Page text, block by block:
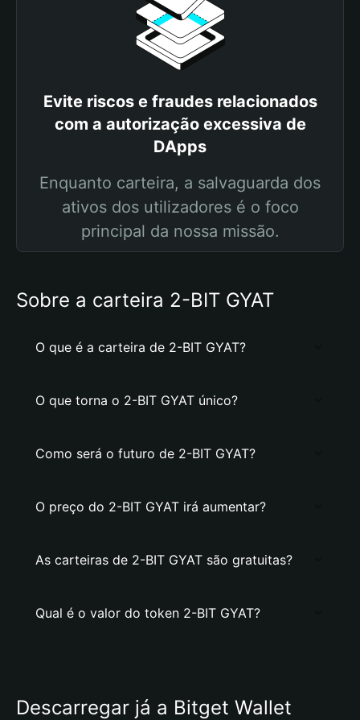
Evite riscos e fraudes relacionados
com a autorização excessiva de
DApps
Enquanto carteira, a salvaguarda dos
ativos dos utilizadores é o foco
principal da nossa missão.
Sobre a carteira 2-BIT GYAT
O que é a carteira de 2-BIT GYAT?
O que torna o 2-BIT GYAT único?
Como será o futuro de 2-BIT GYAT?
O preço do 2-BIT GYAT irá aumentar?
As carteiras de 2-BIT GYAT são gratuitas?
Qual é o valor do token 2-BIT GYAT?
Descarregar já a Bitget Wallet